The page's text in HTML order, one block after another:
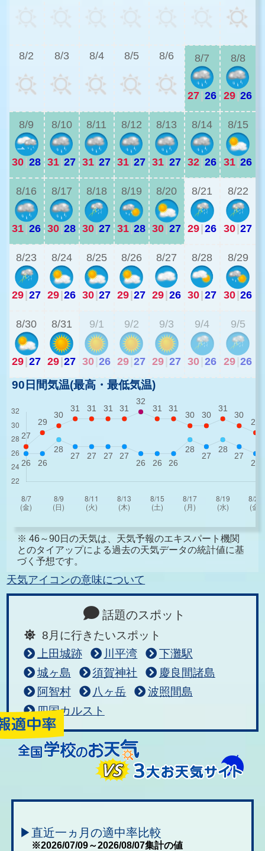
8/2 8/3 8/4 8/5 8/6 8/7
27|26
8/8
29|26
8/9
30|28
8/10
31|27
8/11
31|27
8/12
31|27
8/13
31|27
8/14
32|26
8/15
31|26
8/16
31|26
8/17
30|28
8/18
30|27
8/19
31|28
8/20
30|27
8/21
29|26
8/22
30|27
8/23
29|27
8/24
29|26
8/25
30|27
8/26
29|27
8/27
29|26
8/28
30|27
8/29
30|26
8/30
29|27
8/31
29|27
9/1
30 26
9/2
29 27
9/3
29 27
9/4
30 26
9/5
29 26
90日間気温(最高・最低気温)
※ 46～90日の天気は、天気予報のエキスパート機関
とのタイアップによる過去の天気データの統計値に基
づく予想です。
天気アイコンの意味について
話題のスポット
8月に行きたいスポット
上田城跡
川平湾
下灘駅
城ヶ島
須賀神社
慶良間諸島
阿智村
八ヶ岳
波照間島
四国カルスト
▶直近一ヵ月の適中率比較
※2026/07/09～2026/08/07集計の値